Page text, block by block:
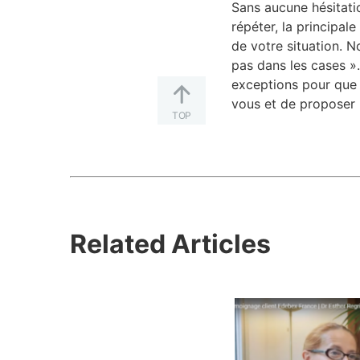
TOP
Sans aucune
répéter, la
de votre situation.
pas dans les cases
exceptions pour
vous et de
Related Articles